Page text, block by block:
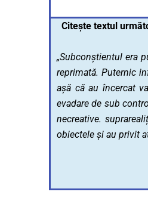
Citește textul
„Subconștientul era
reprimată. Puternic
așă că au încercat
evadare de sub
necreative.
obiectele și au privit